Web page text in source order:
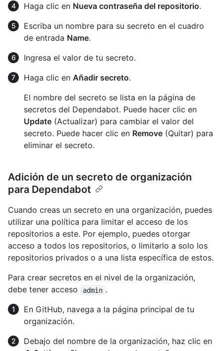
Haga clic en Nueva contraseña del repositorio.
Escriba un nombre para su secreto en el cuadro
de entrada Name.
Ingresa el valor de tu secreto.
Haga clic en Añadir secreto.
El nombre del secreto se lista en la página de
secretos del Dependabot. Puede hacer clic en
Update (Actualizar) para cambiar el valor del
secreto. Puede hacer clic en Remove (Quitar) para
eliminar el secreto.
Adición de un secreto de organización
para Dependabot
Cuando creas un secreto en una organización, puedes
utilizar una política para limitar el acceso de los
repositorios a este. Por ejemplo, puedes otorgar
acceso a todos los repositorios, o limitarlo a solo los
repositorios privados o a una lista específica de estos.
Para crear secretos en el nivel de la organización,
debe tener acceso
admin .
En GitHub, navega a la página principal de tu
organización.
Debajo del nombre de la organización, haz clic en